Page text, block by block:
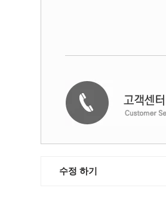
수정 하기